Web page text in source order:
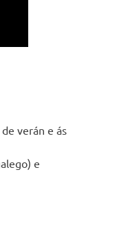
verán e ás
e